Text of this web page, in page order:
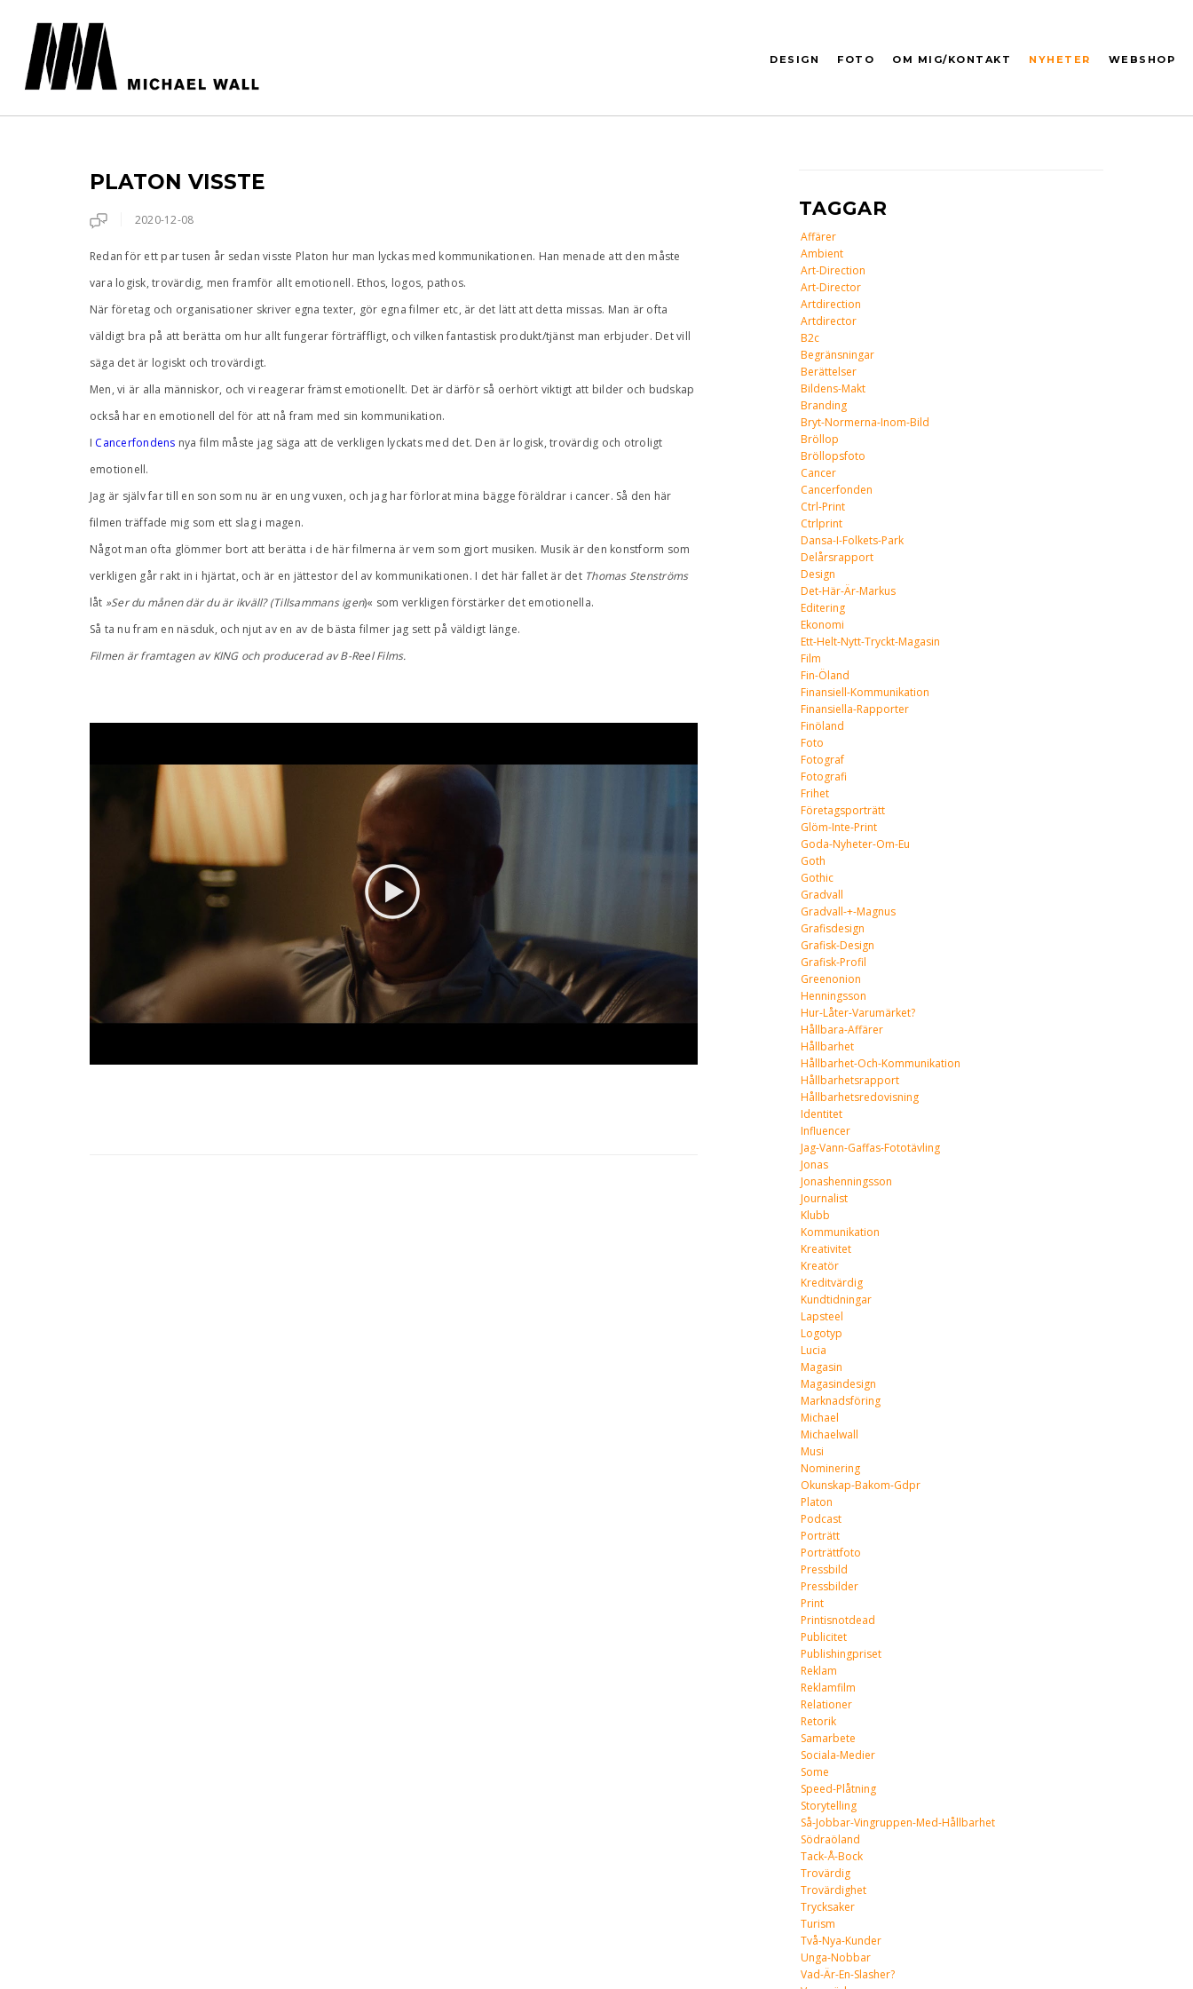
DESIGN FOTO OM MIG/KONTAKT NYHETER WEBSHOP
PLATON VISSTE
2020-12-08
Redan för ett par tusen år sedan visste Platon hur man lyckas med kommunikationen. Han menade att den måste
vara logisk, trovärdig, men framför allt emotionell. Ethos, logos, pathos.
När företag och organisationer skriver egna texter, gör egna filmer etc, är det lätt att detta missas. Man är ofta
väldigt bra på att berätta om hur allt fungerar förträffligt, och vilken fantastisk produkt/tjänst man erbjuder. Det vill
säga det är logiskt och trovärdigt.
Men, vi är alla människor, och vi reagerar främst emotionellt. Det är därför så oerhört viktigt att bilder och budskap
också har en emotionell del för att nå fram med sin kommunikation.
I Cancerfondens nya film måste jag säga att de verkligen lyckats med det. Den är logisk, trovärdig och otroligt
emotionell.
Jag är själv far till en son som nu är en ung vuxen, och jag har förlorat mina bägge föräldrar i cancer. Så den här
filmen träffade mig som ett slag i magen.
Något man ofta glömmer bort att berätta i de här filmerna är vem som gjort musiken. Musik är den konstform som
verkligen går rakt in i hjärtat, och är en jättestor del av kommunikationen. I det här fallet är det Thomas Stenströms
låt »Ser du månen där du är ikväll? (Tillsammans igen)« som verkligen förstärker det emotionella.
Så ta nu fram en näsduk, och njut av en av de bästa filmer jag sett på väldigt länge.
Filmen är framtagen av KING och producerad av B-Reel Films.
TAGGAR
Affärer
Ambient
Art-Direction
Art-Director
Artdirection
Artdirector
B2c
Begränsningar
Berättelser
Bildens-Makt
Branding
Bryt-Normerna-Inom-Bild
Bröllop
Bröllopsfoto
Cancer
Cancerfonden
Ctrl-Print
Ctrlprint
Dansa-I-Folkets-Park
Delårsrapport
Design
Det-Här-Är-Markus
Editering
Ekonomi
Ett-Helt-Nytt-Tryckt-Magasin
Film
Fin-Öland
Finansiell-Kommunikation
Finansiella-Rapporter
Finöland
Foto
Fotograf
Fotografi
Frihet
Företagsporträtt
Glöm-Inte-Print
Goda-Nyheter-Om-Eu
Goth
Gothic
Gradvall
Gradvall-+-Magnus
Grafisdesign
Grafisk-Design
Grafisk-Profil
Greenonion
Henningsson
Hur-Låter-Varumärket?
Hållbara-Affärer
Hållbarhet
Hållbarhet-Och-Kommunikation
Hållbarhetsrapport
Hållbarhetsredovisning
Identitet
Influencer
Jag-Vann-Gaffas-Fototävling
Jonas
Jonashenningsson
Journalist
Klubb
Kommunikation
Kreativitet
Kreatör
Kreditvärdig
Kundtidningar
Lapsteel
Logotyp
Lucia
Magasin
Magasindesign
Marknadsföring
Michael
Michaelwall
Musi
Nominering
Okunskap-Bakom-Gdpr
Platon
Podcast
Porträtt
Porträttfoto
Pressbild
Pressbilder
Print
Printisnotdead
Publicitet
Publishingpriset
Reklam
Reklamfilm
Relationer
Retorik
Samarbete
Sociala-Medier
Some
Speed-Plåtning
Storytelling
Så-Jobbar-Vingruppen-Med-Hållbarhet
Södraöland
Tack-Å-Bock
Trovärdig
Trovärdighet
Trycksaker
Turism
Två-Nya-Kunder
Unga-Nobbar
Vad-Är-En-Slasher?